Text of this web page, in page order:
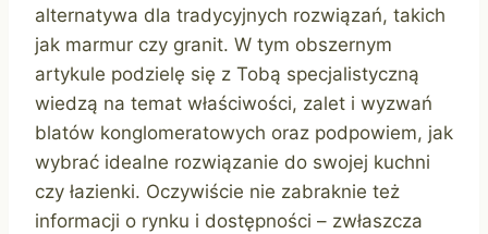
alternatywa dla tradycyjnych rozwiązań, takich
jak marmur czy granit. W tym obszernym
artykule podzielę się z Tobą specjalistyczną
wiedzą na temat właściwości, zalet i wyzwań
blatów konglomeratowych oraz podpowiem, jak
wybrać idealne rozwiązanie do swojej kuchni
czy łazienki. Oczywiście nie zabraknie też
informacji o rynku i dostępności – zwłaszcza